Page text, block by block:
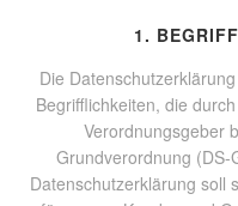
1.
Die
Begrifflichkeiten, die
Verordnungsgeber
Grundverordnung (DS-
Datenschutzerklärung soll